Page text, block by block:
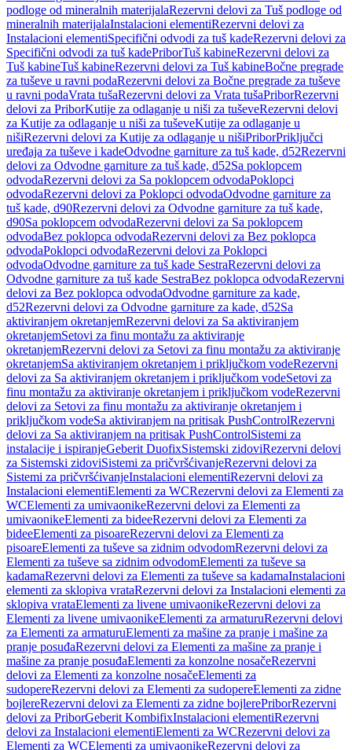
podloge od mineralnih materijalaRezervni delovi za Tuš podloge od
mineralnih materijalaInstalacioni elementiRezervni delovi za
Instalacioni elementiSpecifični odvodi za tuš kadeRezervni delovi za
Specifični odvodi za tuš kadePriborTuš kabineRezervni delovi za
Tuš kabineTuš kabineRezervni delovi za Tuš kabineBočne pregrade
za tuševe u ravni podaRezervni delovi za Bočne pregrade za tuševe
u ravni podaVrata tušaRezervni delovi za Vrata tušaPriborRezervni
delovi za PriborKutije za odlaganje u niši za tuševeRezervni delovi
za Kutije za odlaganje u niši za tuševeKutije za odlaganje u
nišiRezervni delovi za Kutije za odlaganje u nišiPriborPriključci
uređaja za tuševe i kadeOdvodne garniture za tuš kade, d52Rezervni
delovi za Odvodne garniture za tuš kade, d52Sa poklopcem
odvodaRezervni delovi za Sa poklopcem odvodaPoklopci
odvodaRezervni delovi za Poklopci odvodaOdvodne garniture za
tuš kade, d90Rezervni delovi za Odvodne garniture za tuš kade,
d90Sa poklopcem odvodaRezervni delovi za Sa poklopcem
odvodaBez poklopca odvodaRezervni delovi za Bez poklopca
odvodaPoklopci odvodaRezervni delovi za Poklopci
odvodaOdvodne garniture za tuš kade SestraRezervni delovi za
Odvodne garniture za tuš kade SestraBez poklopca odvodaRezervni
delovi za Bez poklopca odvodaOdvodne garniture za kade,
d52Rezervni delovi za Odvodne garniture za kade, d52Sa
aktiviranjem okretanjemRezervni delovi za Sa aktiviranjem
okretanjemSetovi za finu montažu za aktiviranje
okretanjemRezervni delovi za Setovi za finu montažu za aktiviranje
okretanjemSa aktiviranjem okretanjem i priključkom vodeRezervni
delovi za Sa aktiviranjem okretanjem i priključkom vodeSetovi za
finu montažu za aktiviranje okretanjem i priključkom vodeRezervni
delovi za Setovi za finu montažu za aktiviranje okretanjem i
priključkom vodeSa aktiviranjem na pritisak PushControlRezervni
delovi za Sa aktiviranjem na pritisak PushControlSistemi za
instalacije i ispiranjeGeberit DuofixSistemski zidoviRezervni delovi
za Sistemski zidoviSistemi za pričvršćivanjeRezervni delovi za
Sistemi za pričvršćivanjeInstalacioni elementiRezervni delovi za
Instalacioni elementiElementi za WCRezervni delovi za Elementi za
WCElementi za umivaonikeRezervni delovi za Elementi za
umivaonikeElementi za bideeRezervni delovi za Elementi za
bideeElementi za pisoareRezervni delovi za Elementi za
pisoareElementi za tuševe sa zidnim odvodomRezervni delovi za
Elementi za tuševe sa zidnim odvodomElementi za tuševe sa
kadamaRezervni delovi za Elementi za tuševe sa kadamaInstalacioni
elementi za sklopiva vrataRezervni delovi za Instalacioni elementi za
sklopiva vrataElementi za livene umivaonikeRezervni delovi za
Elementi za livene umivaonikeElementi za armaturuRezervni delovi
za Elementi za armaturuElementi za mašine za pranje i mašine za
pranje posuđaRezervni delovi za Elementi za mašine za pranje i
mašine za pranje posuđaElementi za konzolne nosačeRezervni
delovi za Elementi za konzolne nosačeElementi za
sudopereRezervni delovi za Elementi za sudopereElementi za zidne
bojlereRezervni delovi za Elementi za zidne bojlerePriborRezervni
delovi za PriborGeberit KombifixInstalacioni elementiRezervni
delovi za Instalacioni elementiElementi za WCRezervni delovi za
Elementi za WCElementi za umivaonikeRezervni delovi za